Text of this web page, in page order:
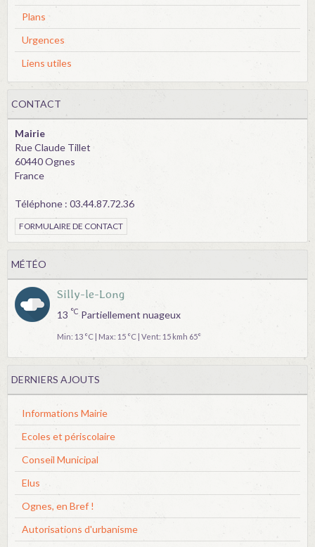
Plans
Urgences
Liens utiles
CONTACT
Mairie
Rue Claude Tillet
60440 Ognes
France
Téléphone : 03.44.87.72.36
FORMULAIRE DE CONTACT
MÉTÉO
Silly-le-Long
13 °C Partiellement nuageux
Min: 13 °C | Max: 15 °C | Vent: 15 kmh 65°
DERNIERS AJOUTS
Informations Mairie
Ecoles et périscolaire
Conseil Municipal
Elus
Ognes, en Bref !
Autorisations d'urbanisme